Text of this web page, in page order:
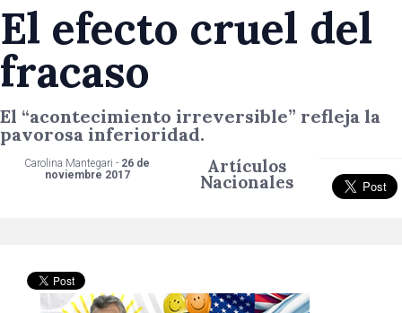
El efecto cruel del
fracaso
El “acontecimiento irreversible” refleja la
pavorosa inferioridad.
Carolina Mantegari - 26 de
noviembre 2017
Artículos
Nacionales